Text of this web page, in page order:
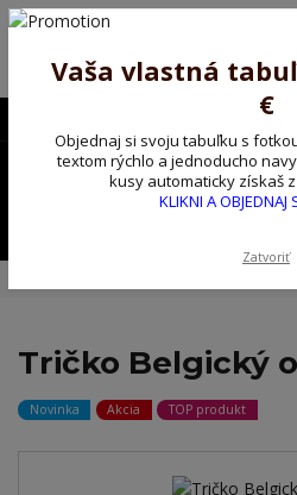
Poprosíme ctených zákazníkov o
Preto sme Vám pripravili malý
!!! ZĽAVA 5€ na PRVÚ objednávku
Tričko Belgický
Novinka Akcia TOP produkt
Vaša vlastná
€
Objednaj si svoju tabuľku s
textom rýchlo a jednoducho
kusy automaticky získaš
KLIKNI A OBJEDNAJ
Zatvoriť